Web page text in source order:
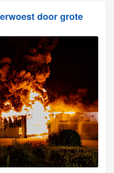
door grote